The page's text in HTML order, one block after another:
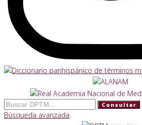
Consultar
Búsqueda avanzada